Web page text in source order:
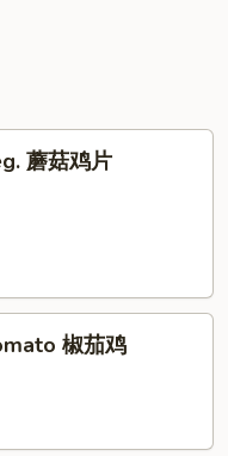
蘑菇鸡片
椒茄鸡